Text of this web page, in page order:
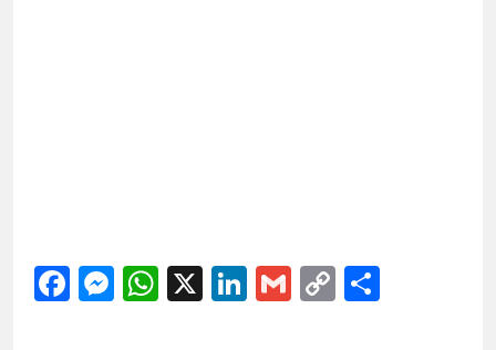
Facebook
Messenger
WhatsApp
X LinkedIn
Gmail
Copy